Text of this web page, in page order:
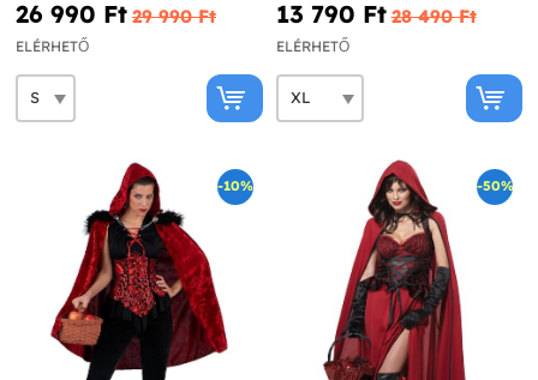
26 990 Ft‎ 29 990 Ft‎
ELÉRHETŐ
13 790 Ft‎ 28 490 Ft‎
ELÉRHETŐ
-10% -50%